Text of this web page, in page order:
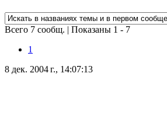
Всего 7 сообщ. | Показаны 1 - 7
1
8 дек. 2004 г., 14:07:13